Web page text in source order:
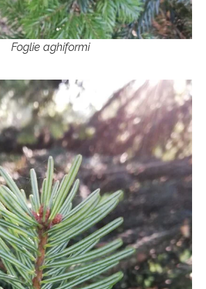
Foglie aghiformi